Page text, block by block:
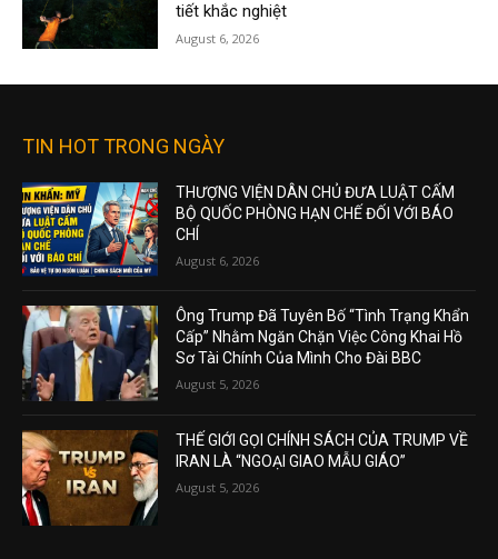
tiết khắc nghiệt
August 6, 2026
TIN HOT TRONG NGÀY
THƯỢNG VIỆN DÂN CHỦ ĐƯA LUẬT CẤM
BỘ QUỐC PHÒNG HẠN CHẾ ĐỐI VỚI BÁO
CHÍ
August 6, 2026
Ông Trump Đã Tuyên Bố “Tình Trạng Khẩn
Cấp” Nhằm Ngăn Chặn Việc Công Khai Hồ
Sơ Tài Chính Của Mình Cho Đài BBC
August 5, 2026
THẾ GIỚI GỌI CHÍNH SÁCH CỦA TRUMP VỀ
IRAN LÀ “NGOẠI GIAO MẪU GIÁO”
August 5, 2026